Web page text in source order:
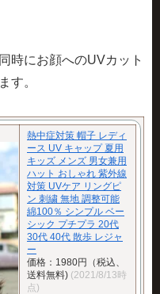
時にお顔へのUVカット
す。
熱中症対策 帽子 レディ
ース UV キャップ 夏用
キッズ メンズ 男女兼用
ハット おしゃれ 紫外線
対策 UVケア リングピ
ン 刺繍 無地 調整可能
綿100％ シンプル ベー
シック プチプラ 20代
30代 40代 散歩 レジャ
ー
価格：1980円（税込、
送料無料) (2021/8/13時
点)